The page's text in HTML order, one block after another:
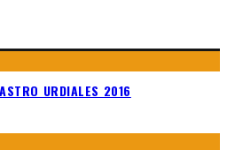
URDIALES 2016